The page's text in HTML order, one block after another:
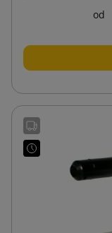
od